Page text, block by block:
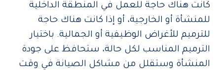
كانت هناك حاجة للعمل في المنطقة الداخلية
للمنشأة أو الخارجية، أو إذا كانت هناك حاجة
للترميم للأغراض الوظيفية أو الجمالية. باختيار
الترميم المناسب لكل حالة، ستحافظ على جودة
المنشأة وستقلل من مشاكل الصيانة في وقت